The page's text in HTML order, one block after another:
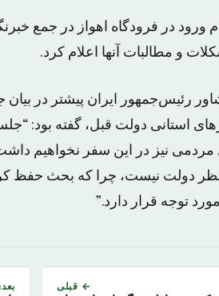
ورود در فرودگاه اهواز در جمع
و مطالبات آنها اعلام کرد.
رئیس‌جمهور ایران پیشتر در بیان
استانی دولت قبل، گفته بود:
نیز در این سفر نخواهیم
دولت نیست، چرا که بحث حفظ
توجه قرار دارد.”
← قبلی